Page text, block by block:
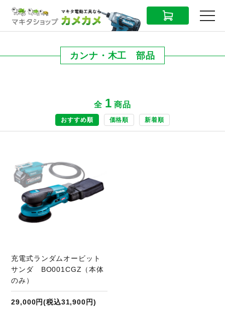
CART MENU
カンナ・木工 部品
全 1 商品
おすすめ順 価格順 新着順
充電式ランダムオービット
サンダ BO001CGZ（本体
のみ）
29,000円(税込31,900円)